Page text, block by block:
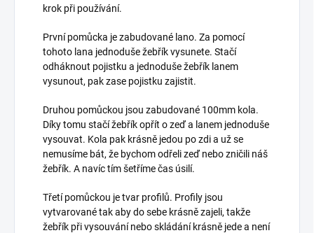
krok při používání.
První pomůcka je zabudované lano. Za pomocí
tohoto lana jednoduše žebřík vysunete. Stačí
odháknout pojistku a jednoduše žebřík lanem
vysunout, pak zase pojistku zajistit.
Druhou pomůckou jsou zabudované 100mm kola.
Díky tomu stačí žebřík opřít o zeď a lanem jednoduše
vysouvat. Kola pak krásně jedou po zdi a už se
nemusíme bát, že bychom odřeli zeď nebo zničili náš
žebřík. A navíc tím šetříme čas úsilí.
Třetí pomůckou je tvar profilů. Profily jsou
vytvarované tak aby do sebe krásně zajeli, takže
žebřík při vysouvání nebo skládání krásně jede a není